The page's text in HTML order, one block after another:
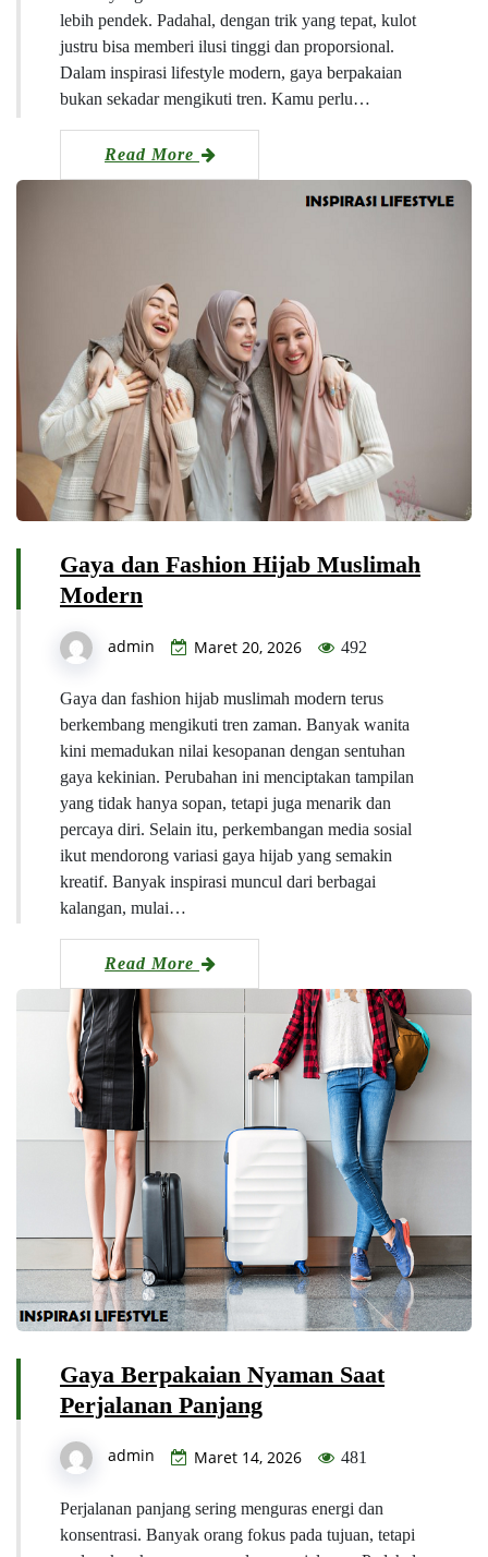
lebih pendek. Padahal, dengan trik yang tepat, kulot
justru bisa memberi ilusi tinggi dan proporsional.
Dalam inspirasi lifestyle modern, gaya berpakaian
bukan sekadar mengikuti tren. Kamu perlu…
Read More
Gaya dan Fashion Hijab Muslimah
Modern
admin Maret 20, 2026 492
Gaya dan fashion hijab muslimah modern terus
berkembang mengikuti tren zaman. Banyak wanita
kini memadukan nilai kesopanan dengan sentuhan
gaya kekinian. Perubahan ini menciptakan tampilan
yang tidak hanya sopan, tetapi juga menarik dan
percaya diri. Selain itu, perkembangan media sosial
ikut mendorong variasi gaya hijab yang semakin
kreatif. Banyak inspirasi muncul dari berbagai
kalangan, mulai…
Read More
Gaya Berpakaian Nyaman Saat
Perjalanan Panjang
admin Maret 14, 2026 481
Perjalanan panjang sering menguras energi dan
konsentrasi. Banyak orang fokus pada tujuan, tetapi